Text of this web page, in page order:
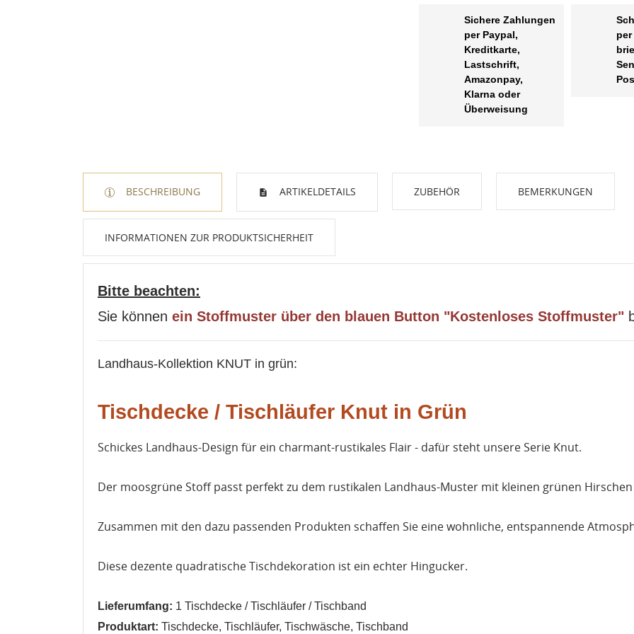
Sichere Zahlungen
per Paypal,
Kreditkarte,
Lastschrift,
Amazonpay,
Klarna oder
Überweisung
per
BESCHREIBUNG ARTIKELDETAILS ZUBEHÖR BEMERKUNGEN
INFORMATIONEN ZUR PRODUKTSICHERHEIT
Bitte beachten:
Sie können ein Stoffmuster über den blauen Button "Kostenloses Stoffmuster"
Landhaus-Kollektion KNUT in grün:
Tischdecke / Tischläufer Knut in Grün
Schickes Landhaus-Design für ein charmant-rustikales Flair - dafür steht unsere Serie Knut.
Der moosgrüne Stoff passt perfekt zu dem rustikalen Landhaus-Muster mit kleinen grünen
Zusammen mit den dazu passenden Produkten schaffen Sie eine wohnliche, entspannende
Diese dezente quadratische Tischdekoration ist ein echter Hingucker.
Lieferumfang: 1 Tischdecke / Tischläufer / Tischband
Produktart: Tischdecke, Tischläufer, Tischwäsche, Tischband